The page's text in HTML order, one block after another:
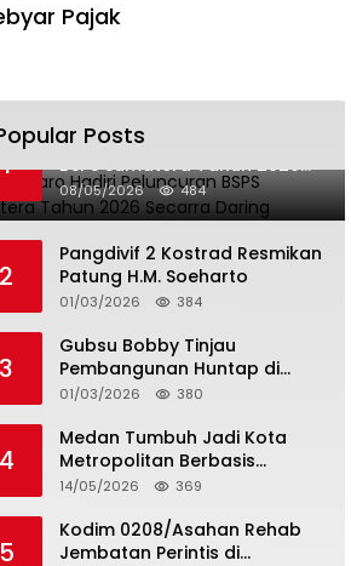
Pajak
Posts
1
Bupati Karo Hadiri Peluncuran
BSPS Sumatera Tahun 2026
Secarra Daring
08/05/2026 484
2
Pangdivif 2 Kostrad Resmikan
Patung H.M. Soeharto
01/03/2026 384
3
Gubsu Bobby Tinjau
Pembangunan Huntap di
Tapteng
01/03/2026 380
4
Medan Tumbuh Jadi Kota
Metropolitan Berbasis
Teknologi
14/05/2026 369
5
Kodim 0208/Asahan Rehab
Jembatan Perintis di